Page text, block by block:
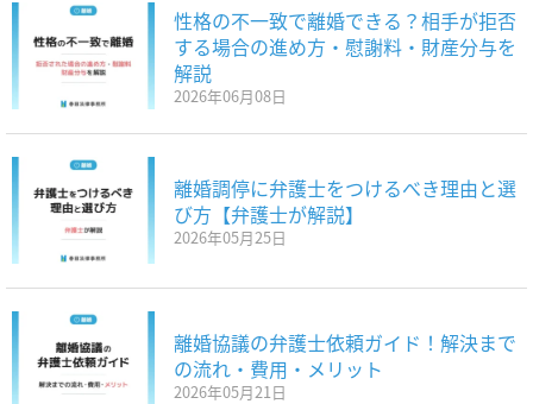
性格の不一致で離婚できる？相手が拒否
する場合の進め方・慰謝料・財産分与を
解説
2026年06月08日
離婚調停に弁護士をつけるべき理由と選
び方【弁護士が解説】
2026年05月25日
離婚協議の弁護士依頼ガイド！解決まで
の流れ・費用・メリット
2026年05月21日